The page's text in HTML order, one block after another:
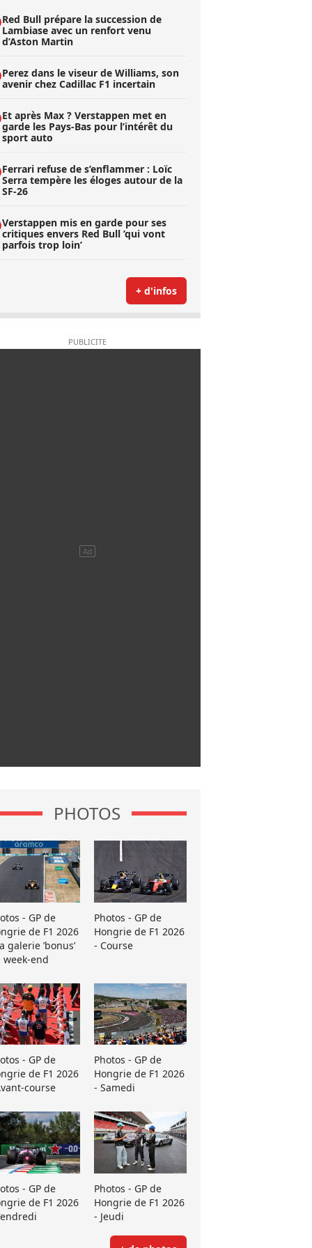
Red Bull prépare la succession de
Lambiase avec un renfort venu
d’Aston Martin
Perez dans le viseur de Williams, son
avenir chez Cadillac F1 incertain
Et après Max ? Verstappen met en
garde les Pays-Bas pour l’intérêt du
sport auto
Ferrari refuse de s’enflammer : Loïc
Serra tempère les éloges autour de la
SF-26
Verstappen mis en garde pour ses
critiques envers Red Bull ’qui vont
parfois trop loin’
+ d'infos
PHOTOS
- GP de
de F1 2026
galerie ’bonus’
week-end
Photos - GP de
Hongrie de F1 2026
- Course
- GP de
de F1 2026
course
Photos - GP de
Hongrie de F1 2026
- Samedi
- GP de
de F1 2026
Photos - GP de
Hongrie de F1 2026
- Jeudi